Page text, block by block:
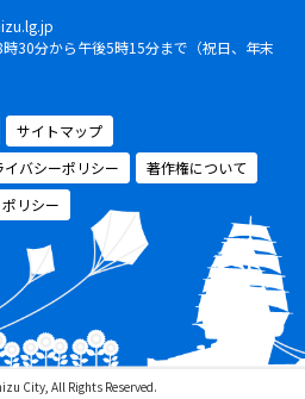
30分から午後5時15分まで（祝日、年末
サイトマップ
イバシーポリシー
著作権について
リシー
City, All Rights Reserved.